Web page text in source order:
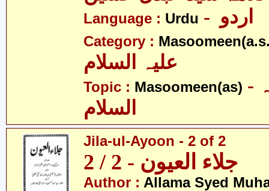
Language : Urdu
Category :
Topic : Masoomeen(as) - معصومین علیہ
السلام
Jila-ul-Ayoon - 2 of 2
جلاء العیون - 2 / 2
Author : Allama Syed